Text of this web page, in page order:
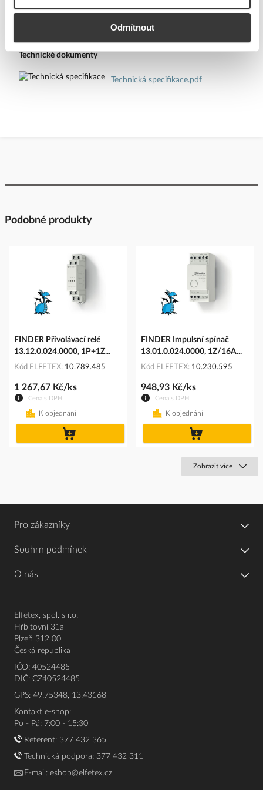
Odmítnout
Telefon: 724 233 465
t.bilek@findernet.com
www.findernet.com
Technické dokumenty
Technická specifikace.pdf
Podobné produkty
FINDER Přivolávací relé
13.12.0.024.0000, 1P+1Z...
Kód ELFETEX 10.789.485
Cena s DPH
1 267,67 Kč/ks
K objednání
FINDER Impulsní spínač
13.01.0.024.0000, 1Z/16A...
Kód ELFETEX 10.230.595
Cena s DPH
948,93 Kč/ks
K objednání
Zobrazit více
Pro zákazníky
Souhrn podmínek
O nás
Elfetex, spol. s r.o.
Hřbitovní 31a
Plzeň 312 00
Česká republika
IČO: 40524485
DIČ: CZ40524485
GPS: 49.75348, 13.43168
Kontakt e-shop:
Po - Pá: 7:00 - 15:30
Referent: 377 432 365
Technická podpora: 377 432 311
E-mail: eshop@elfetex.cz